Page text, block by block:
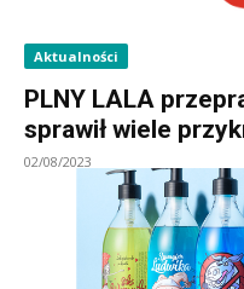
Aktualności
PLNY LALA
sprawił wiele
02/08/2023